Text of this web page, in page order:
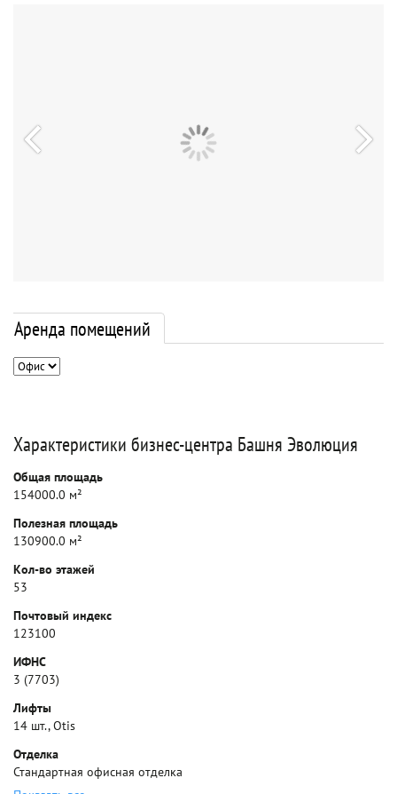
Аренда помещений
Характеристики бизнес-центра Башня Эволюция
Общая площадь
154000.0 м²
Полезная площадь
130900.0 м²
Кол-во этажей
53
Почтовый индекс
123100
ИФНС
3 (7703)
Лифты
14 шт., Otis
Отделка
Стандартная офисная отделка